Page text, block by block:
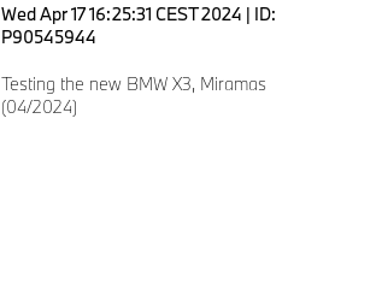
Wed Apr 17 16:25:31 CEST 2024 | ID:
P90545944
Testing the new BMW X3, Miramas
(04/2024)